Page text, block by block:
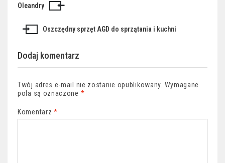
Nawigacja
wpisu
Oleandry
Oszczędny sprzęt AGD do sprzątania i kuchni
Dodaj komentarz
Twój adres e-mail nie zostanie opublikowany. Wymagane
pola są oznaczone *
Komentarz *